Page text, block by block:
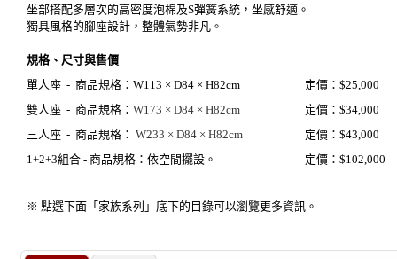
坐部搭配多層次的高密度泡棉及S彈簧系統，坐感舒適。
獨具風格的腳座設計，整體氣勢非凡。
規格、尺寸與售價
單人座 - 商品規格： W113 × D84 × H82cm
定價：$25,000
雙人座 - 商品規格： W173 × D84 × H82cm
定價：$34,000
三人座 - 商品規格： W233 × D84 × H82cm
定價：$43,000
1+2+3組合 - 商品規格：依空間擺設。
定價：$102,000
※ 點選下面「家族系列」底下的目錄可以瀏覽更多資訊。